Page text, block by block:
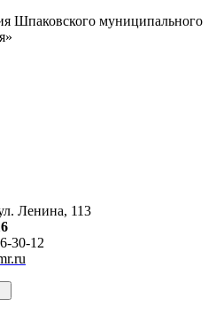
Шпаковского муниципального
Ленина, 113
30-12